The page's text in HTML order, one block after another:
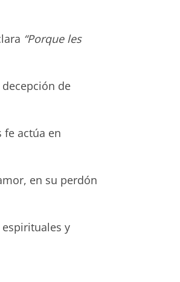
“Porque les
de
fe actúa en
en su perdón
y